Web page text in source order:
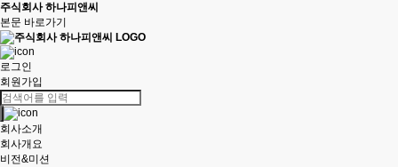
주식회사 하나피앤씨
본문 바로가기
로그인
회원가입
회사소개
회사개요
비전&미션